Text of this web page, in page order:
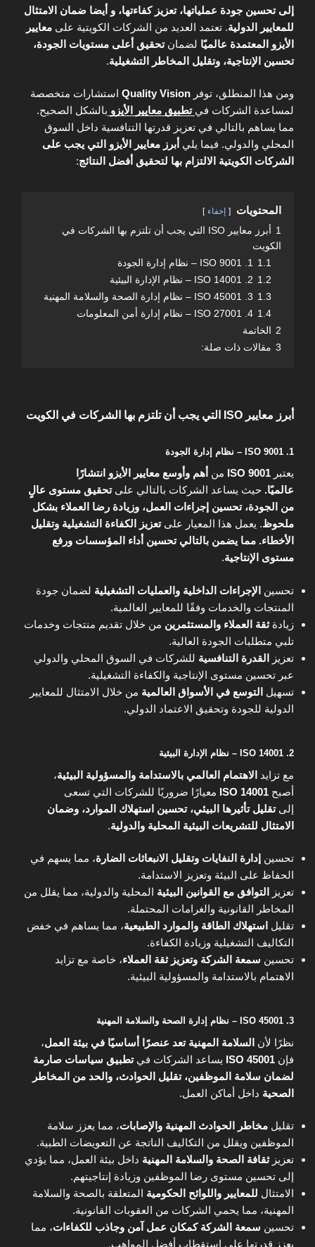
إلى تحسين جودة عملياتها، تعزيز كفاءتها، و أيضا ضمان الامتثال
للمعايير الدولية. تعتمد العديد من الشركات الكويتية على معايير
الأيزو المعتمدة عالميًا لضمانتحقيق أعلى مستويات الجودة،
تحسين الإنتاجية، وتقليل المخاطر التشغيلية.
ومن هذا المنطلق، توفر Quality Vision استشارات متخصصة
لمساعدة الشركات في تطبيق معايير الأيزو بالشكل الصحيح.
مما يساهم بالتالي في تعزيز قدرتها التنافسية داخل السوق
المحلي والدولي. فيما يلي أبرز معايير الأيزو التي يجب على
الشركات الكويتية الالتزام بها لتحقيق أفضل النتائج:
المحتويات إخفاء
1
أبرز معايير ISO التي يجب أن تلتزم بها الشركات في
الكويت
1.1 1. ISO 9001 – نظام إدارة الجودة
1.2 2. ISO 14001 – نظام الإدارة البيئية
1.3 3. ISO 45001 – نظام إدارة الصحة والسلامة المهنية
1.4 4. ISO 27001 – نظام إدارة أمن المعلومات
2
الخاتمة
3 مقالات ذات صلة:
أبرز معايير ISO التي يجب أن تلتزم بها الشركات في الكويت
1. ISO 9001 – نظام إدارة الجودة
يعتبر ISO 9001 من أهم وأوسع معايير الأيزو انتشارًا
عالميًا. حيث يساعد الشركات بالتالي علىتحقيق مستوى عالٍ
من الجودة، تحسين إجراءات العمل، وزيادة رضا العملاء بشكل
ملحوظ. يعمل هذا المعيار علىتعزيز الكفاءة التشغيلية وتقليل
الأخطاء. مما يضمن بالتالي تحسين أداء المؤسسات ورفع
مستوى الإنتاجية.
تحسين الإجراءات الداخلية والعمليات التشغيلية لضمان جودة
المنتجات والخدمات وفقًا للمعايير العالمية.
زيادةثقة العملاء والمستثمرين من خلال تقديم منتجات وخدمات
تلبي متطلبات الجودة العالية.
تعزيز
القدرة التنافسية للشركات في السوق المحلي والدولي
عبر تحسين مستوى الإنتاجية والكفاءة التشغيلية.
تسهيل التوسع في الأسواق العالمية من خلال الامتثال للمعايير
الدولية للجودة وتحقيق الاعتماد الدولي.
2. ISO 14001 – نظام الإدارة البيئية
مع تزايد الاهتمام العالمي بالاستدامة والمسؤولية البيئية،
أصبح ISO 14001 معيارًا ضروريًا للشركات التي تسعى
إلىتقليل تأثيرها البيئي، تحسين استهلاك الموارد، وضمان
الامتثال للتشريعات البيئية المحلية والدولية.
تحسين إدارة النفايات وتقليل الانبعاثات الضارة، مما يسهم في
الحفاظ على البيئة وتعزيز الاستدامة.
تعزيز
التوافق مع القوانين البيئية المحلية والدولية، مما يقلل من
المخاطر القانونية والغرامات المحتملة.
تقليل استهلاك الطاقة والموارد الطبيعية، مما يساهم في خفض
التكاليف التشغيلية وزيادة الكفاءة.
تحسين سمعة الشركة وتعزيز ثقة العملاء، خاصة مع تزايد
الاهتمام بالاستدامة والمسؤولية البيئية.
3. ISO 45001 – نظام إدارة الصحة والسلامة المهنية
نظرًا لأن السلامة المهنية تعد عنصرًا أساسيًا في بيئة العمل،
فإن ISO 45001 يساعد الشركات فيتطبيق سياسات صارمة
لضمان سلامة الموظفين، تقليل الحوادث، والحد من المخاطر
الصحية داخل أماكن العمل.
تقليل مخاطر الحوادث المهنية والإصابات، مما يعزز سلامة
الموظفين ويقلل من التكاليف الناتجة عن التعويضات الطبية.
تعزيزثقافة الصحة والسلامة المهنية داخل بيئة العمل، مما يؤدي
إلى تحسين مستوى رضا الموظفين وزيادة إنتاجيتهم.
الامتثال للمعايير واللوائح الحكومية المتعلقة بالصحة والسلامة
المهنية، مما يحمي الشركات من العقوبات القانونية.
تحسين سمعة الشركة كمكان عمل آمن وجاذب للكفاءات، مما
يعزز قدرتها على استقطاب أفضل المواهب.